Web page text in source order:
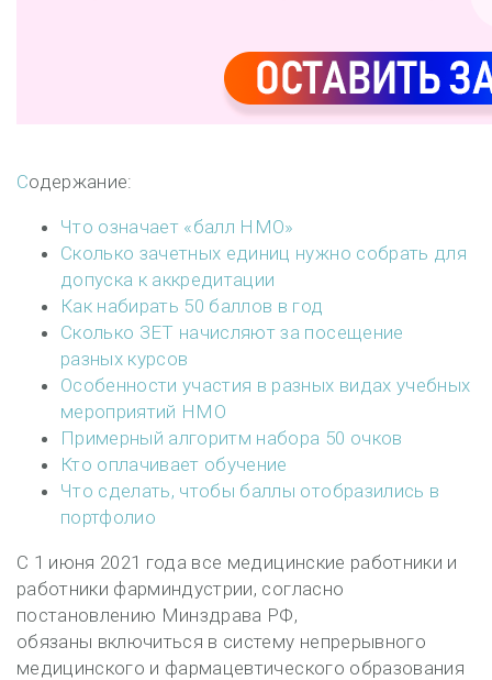
Содержание:
Что означает «балл НМО»
Сколько зачетных единиц нужно собрать для
допуска к аккредитации
Как набирать 50 баллов в год
Сколько ЗЕТ начисляют за посещение
разных курсов
Особенности участия в разных видах учебных
мероприятий НМО
Примерный алгоритм набора 50 очков
Кто оплачивает обучение
Что сделать, чтобы баллы отобразились в
портфолио
С 1 июня 2021 года все медицинские работники и
работники фарминдустрии, согласно
постановлению Минздрава РФ,
обязаны включиться в систему непрерывного
медицинского и фармацевтического образования